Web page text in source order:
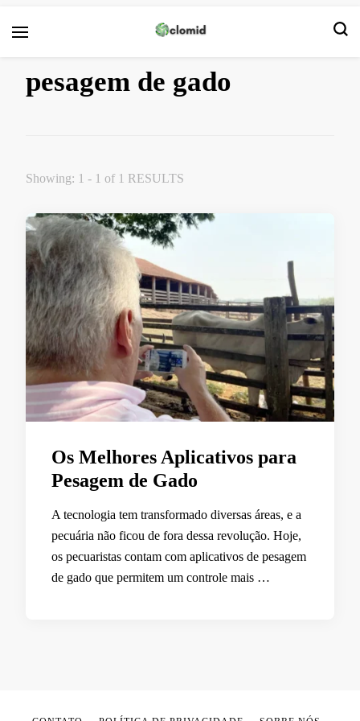
pesagem de gado
Showing: 1 - 1 of 1 RESULTS
Os Melhores Aplicativos para
Pesagem de Gado
A tecnologia tem transformado diversas áreas, e a
pecuária não ficou de fora dessa revolução. Hoje,
os pecuaristas contam com aplicativos de pesagem
de gado que permitem um controle mais …